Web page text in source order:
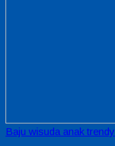
Baju wisuda anak trendy